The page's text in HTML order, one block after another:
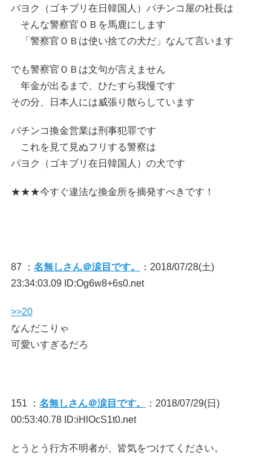
パヨク（ゴキブリ在日韓国人）パチンコ屋の社長は
そんな警察官ＯＢを馬鹿にします
「警察官ＯＢは使い捨ての犬だ」なんて言います
でも警察官ＯＢは文句が言えません
年金が出るまで、ひたすら我慢です
その分、日本人には威張り散らしています
パチンコ換金営業は刑事犯罪です
これを見て見ぬフリする警察は
パヨク（ゴキブリ在日韓国人）の犬です
★★★今すぐ違法な換金所を摘発すべきです！
87 ： 名無しさん＠涙目です。
：2018/07/28(土)
23:34:03.09 ID:Og6w8+6s0.net
>>20
なんだこりゃ
可愛いすぎるだろ
151 ： 名無しさん＠涙目です。
：2018/07/29(日)
00:53:40.78 ID:iHlOcS1t0.net
とうとう行方不明者が、皆気をつけてください。